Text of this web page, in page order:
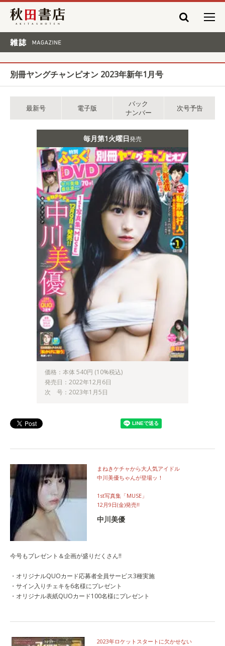
秋田書店
別冊ヤングチャンピオン 2023年新年1月号
最新号 電子版
バック
ナンバー
次号予告
毎月第1火曜日発売
価格：本体 540円 (10%税込)
発売日：2022年12月6日
次 号：2023年1月5日
まねきケチャから大人気アイドル
中川美優ちゃんが登場ッ！
1st写真集「MUSE」
12月9日(金)発売‼
中川美優
今号もプレゼント＆企画が盛りだくさん!!
・オリジナルQUOカード応募者全員サービス3種実施
・サイン入りチェキを6名様にプレゼント
・オリジナル表紙QUOカード100名様にプレゼント
2023年ロケットスタートに欠かせない